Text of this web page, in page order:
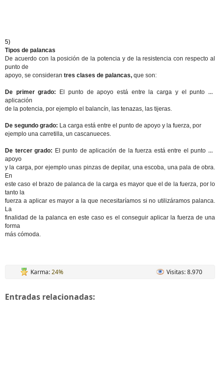
5)
Tipos de palancas
De acuerdo con la posición de la potencia y de la resistencia con respecto al
punto de
apoyo, se consideran tres clases de palancas, que son:
De primer grado:
El punto de apoyo está entre la carga y el punto de
aplicación
de la potencia, por ejemplo el balancín, las tenazas, las tijeras.
De segundo grado: La carga está entre el punto de apoyo y la fuerza, por
ejemplo una carretilla, un cascanueces.
De tercer grado: El punto de aplicación de la fuerza está entre el punto de
apoyo
y la carga, por ejemplo unas pinzas de depilar, una escoba, una pala de obra.
En
este caso el brazo de palanca de la carga es mayor que el de la fuerza, por lo
tanto la
fuerza a aplicar es mayor a la que necesitaríamos si no utilizáramos palanca.
La
finalidad de la palanca en este caso es el conseguir aplicar la fuerza de una
forma
más cómoda.
Karma:24% Visitas: 8.970
Entradas relacionadas: